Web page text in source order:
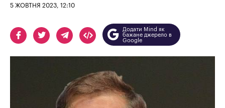
5 ЖОВТНЯ 2023, 12:10
Додати Mind як
бажане джерело в
Google